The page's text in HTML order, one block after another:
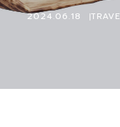
2024.06.18